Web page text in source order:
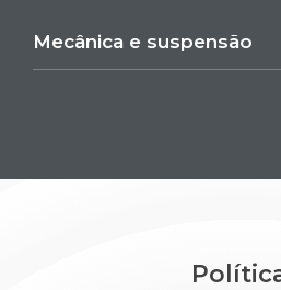
Mecânica e suspensão